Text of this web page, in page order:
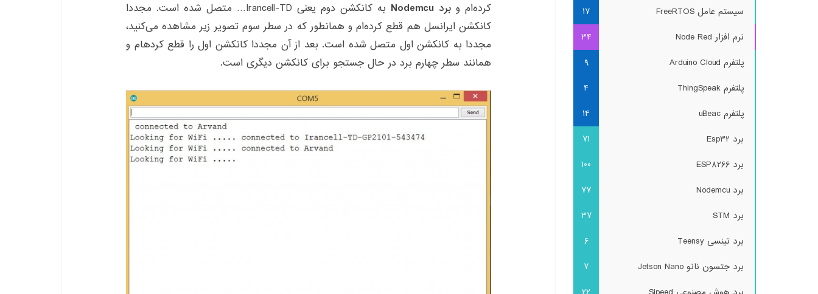
کرده‌ام و برد Nodemcu
به کانکشن دوم یعنی Irancell-TD… متصل شده است. مجددا
کانکشن ایرانسل هم قطع کرده‌ام و همانطور که در سطر سوم تصویر زیر مشاهده می‌کنید،
مجددا به کانکشن اول متصل شده است. بعد از آن مجددا کانکشن اول را قطع کرده‎ام و
همانند سطر چهارم برد در حال جستجو برای کانکشن دیگری است.
سیستم عامل FreeRTOS
17
نرم افزار Node Red
34
پلتفرم Arduino Cloud
9
پلتفرم ThingSpeak
4
پلتفرم uBeac
14
برد Esp32
71
برد ESP8266
100
برد Nodemcu
77
برد STM
37
برد تینسی Teensy
6
برد جتسون نانو Jetson Nano
7